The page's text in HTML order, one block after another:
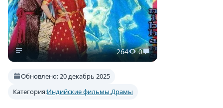
264 0
Обновлено: 20 декабрь 2025
Категория:Индийские фильмы,Драмы